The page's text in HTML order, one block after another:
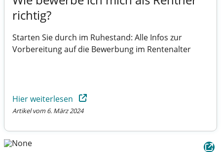
richtig?
Starten Sie durch im Ruhestand: Alle Infos zur
Vorbereitung auf die Bewerbung im Rentenalter
Hier weiterlesen
Artikel vom 6. März 2024